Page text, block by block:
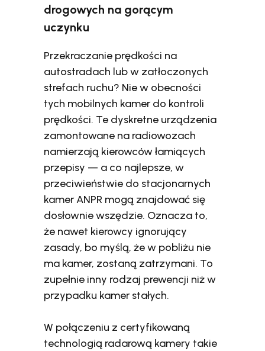
drogowych na gorącym
uczynku
Przekraczanie prędkości na
autostradach lub w zatłoczonych
strefach ruchu? Nie w obecności
tych mobilnych kamer do kontroli
prędkości. Te dyskretne urządzenia
zamontowane na radiowozach
namierzają kierowców łamiących
przepisy — a co najlepsze, w
przeciwieństwie do stacjonarnych
kamer ANPR mogą znajdować się
dosłownie wszędzie. Oznacza to,
że nawet kierowcy ignorujący
zasady, bo myślą, że w pobliżu nie
ma kamer, zostaną zatrzymani. To
zupełnie inny rodzaj prewencji niż w
przypadku kamer stałych.
W połączeniu z certyfikowaną
technologią radarową kamery takie